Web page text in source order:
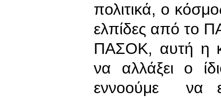
πολιτικά, ο
ελπίδες από το
ΠΑΣΟΚ, αυτή η
να αλλάξει ο
εννοούμε να